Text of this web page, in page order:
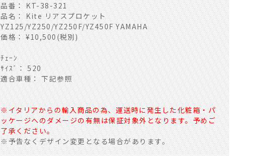
品番： KT-38-321
品名： Kite リアスプロケット
YZ125/YZ250/YZ250F/YZ450F YAMAHA
価格： ¥10,500(税別)
ﾁｪｰﾝ
ｻｲｽﾞ： 520
適合車種： 下記参照
※イタリアからの輸入商品の為、運送時に発生した化粧箱・パ
ッケージへのダメージの有無は保証対象外となります。予めご
了承ください。
※予告なくデザイン変更となる場合があります。